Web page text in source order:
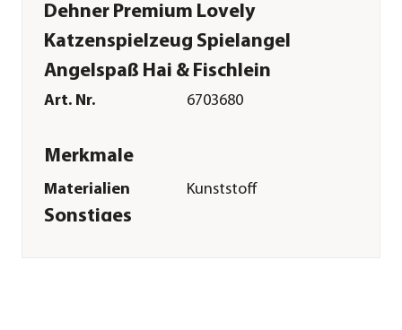
Dehner Premium Lovely
Katzenspielzeug Spielangel
Angelspaß Hai & Fischlein
Art. Nr. 6703680
Merkmale
Materialien Kunststoff
Sonstiges